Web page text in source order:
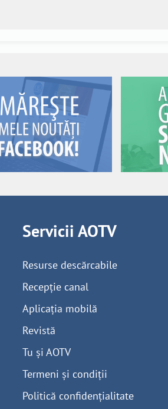
Servicii AOTV
Resurse descărcabile
Recepție canal
Aplicația mobilă
Revistă
Tu și AOTV
Termeni și condiții
Politică confidențialitate